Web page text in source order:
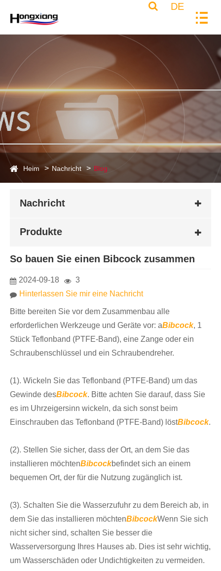
DE
Heim Nachricht Blog
Nachricht
Produkte
So bauen Sie einen Bibcock zusammen
2024-09-18
3
Hinterlassen Sie mir eine Nachricht
Bitte bereiten Sie vor dem Zusammenbau alle
erforderlichen Werkzeuge und Geräte vor: aBibcock, 1
Stück Teflonband (PTFE-Band), eine Zange oder ein
Schraubenschlüssel und ein Schraubendreher.
(1). Wickeln Sie das Teflonband (PTFE-Band) um das
Gewinde desBibcock. Bitte achten Sie darauf, dass Sie
es im Uhrzeigersinn wickeln, da sich sonst beim
Einschrauben das Teflonband (PTFE-Band) löstBibcock.
(2). Stellen Sie sicher, dass der Ort, an dem Sie das
installieren möchtenBibcockbefindet sich an einem
bequemen Ort, der für die Nutzung zugänglich ist.
(3). Schalten Sie die Wasserzufuhr zu dem Bereich ab, in
dem Sie das installieren möchtenBibcockWenn Sie sich
nicht sicher sind, schalten Sie besser die
Wasserversorgung Ihres Hauses ab. Dies ist sehr wichtig,
um Wasserschäden oder Undichtigkeiten zu vermeiden.